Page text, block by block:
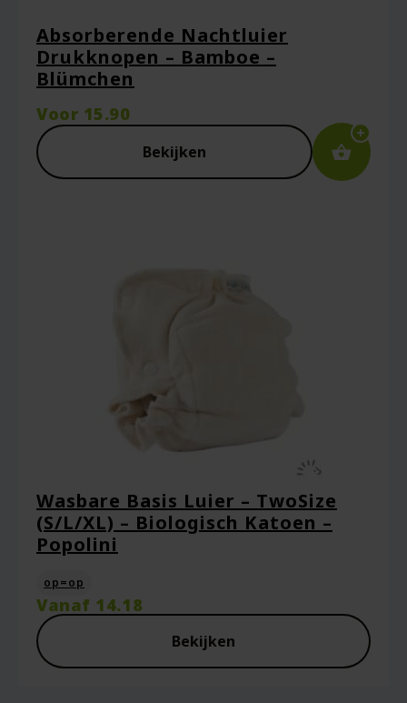
Absorberende Nachtluier
Drukknopen – Bamboe –
Blümchen
Voor 15.90
Bekijken
Wasbare Basis Luier – TwoSize
(S/L/XL) – Biologisch Katoen –
Popolini
op=op
Vanaf 14.18
Bekijken